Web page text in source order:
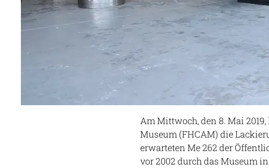
Am Mittwoch, den 8. Mai
Museum (FHCAM) die
erwarteten Me 262 der
vor 2002 durch das Museum